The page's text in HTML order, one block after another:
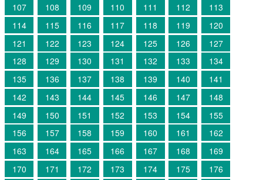
107
108 109 110 111 112
113
114
115 116 117 118 119
120
121
122 123 124 125 126
127
128
129 130 131 132 133
134
135
136 137 138 139 140
141
142
143 144 145 146 147
148
149
150 151 152 153 154
155
156
157 158 159 160 161
162
163
164 165 166 167 168
169
170
171 172 173 174 175
176